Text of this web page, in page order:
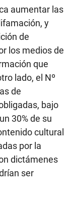
aumentar las
y
de
los medios de
que
lado, el Nº
de
bajo
30% de su
cultural
por la
dictámenes
ser